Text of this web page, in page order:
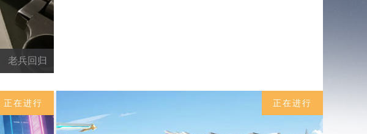
老兵回归
正在进行 正在进行